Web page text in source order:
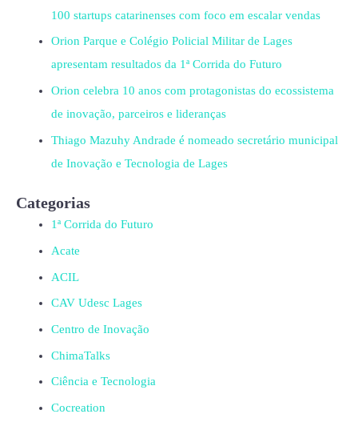
100 startups catarinenses com foco em escalar vendas
Orion Parque e Colégio Policial Militar de Lages
apresentam resultados da 1ª Corrida do Futuro
Orion celebra 10 anos com protagonistas do ecossistema
de inovação, parceiros e lideranças
Thiago Mazuhy Andrade é nomeado secretário municipal
de Inovação e Tecnologia de Lages
Categorias
1ª Corrida do Futuro
Acate
ACIL
CAV Udesc Lages
Centro de Inovação
ChimaTalks
Ciência e Tecnologia
Cocreation